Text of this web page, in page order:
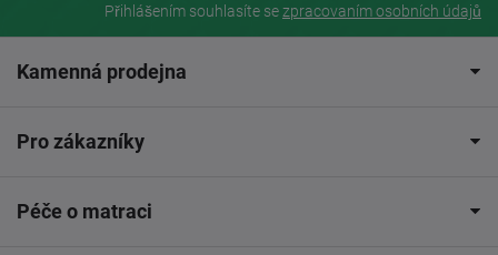
Přihlášením souhlasíte sezpracovaním osobních údajů
Kamenná prodejna
Pro zákazníky
Péče o matraci